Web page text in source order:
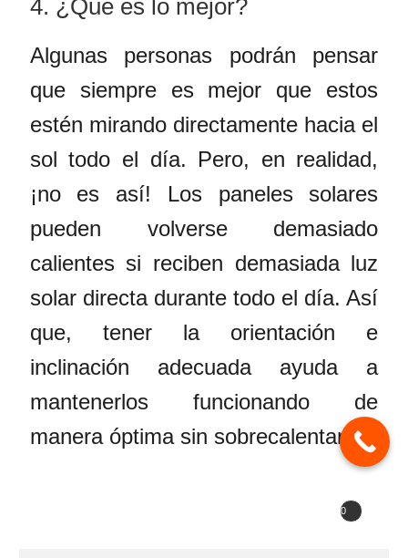
4. ¿Qué es lo mejor?
Algunas personas podrán pensar
que siempre es mejor que estos
estén mirando directamente hacia el
sol todo el día. Pero, en realidad,
¡no es así! Los paneles solares
pueden volverse demasiado
calientes si reciben demasiada luz
solar directa durante todo el día. Así
que, tener la orientación e
inclinación adecuada ayuda a
mantenerlos funcionando de
manera óptima sin sobrecalentarse.
0